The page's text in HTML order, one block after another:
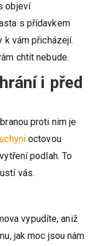
objeví
s přídavkem
k vám přicházejí.
chtít nebude.
i před
proti nim je
octovou
podlah. To
vás.
vypudíte, aniž
jak moc jsou nám